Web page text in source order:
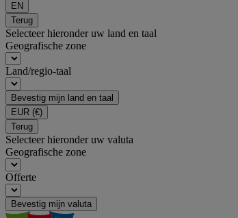
EN
Terug
Selecteer hieronder uw land en taal
Geografische zone
Land/regio-taal
Bevestig mijn land en taal
EUR (€)
Terug
Selecteer hieronder uw valuta
Geografische zone
Offerte
Bevestig mijn valuta